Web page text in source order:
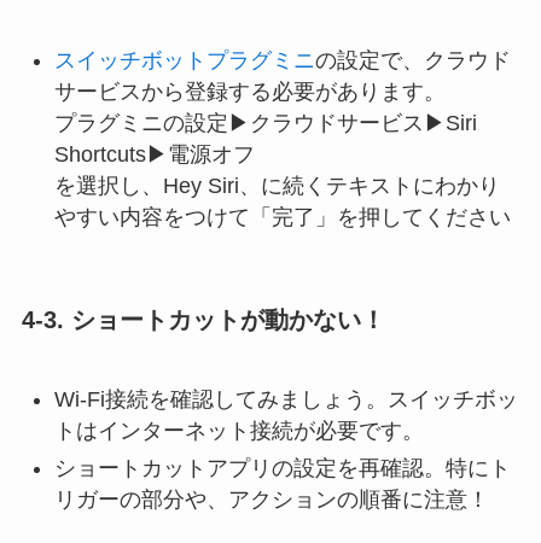
スイッチボットプラグミニの設定で、クラウド
サービスから登録する必要があります。
プラグミニの設定▶クラウドサービス▶Siri
Shortcuts▶電源オフ
を選択し、Hey Siri、に続くテキストにわかり
やすい内容をつけて「完了」を押してください
4‐3. ショートカットが動かない！
Wi-Fi接続を確認してみましょう。スイッチボッ
トはインターネット接続が必要です。
ショートカットアプリの設定を再確認。特にト
リガーの部分や、アクションの順番に注意！